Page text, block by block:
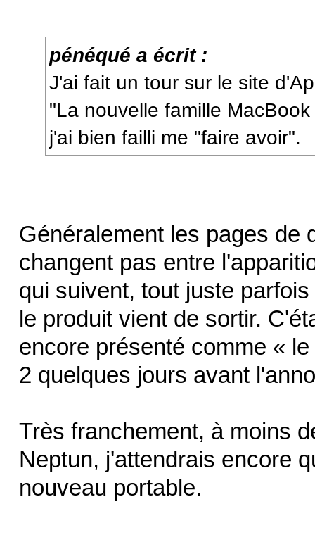
pénéqué a écrit :
J'ai fait un tour sur le site
"La nouvelle famille
j'ai bien failli me "faire avoir".
Généralement les pages de
changent pas entre
qui suivent, tout juste
le produit vient de sortir.
encore présenté comme «
2 quelques jours avant
Très franchement, à moins
Neptun, j'attendrais encore
nouveau portable.